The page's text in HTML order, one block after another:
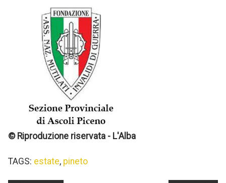
© Riproduzione riservata - L'Alba
TAGS: estate, pineto